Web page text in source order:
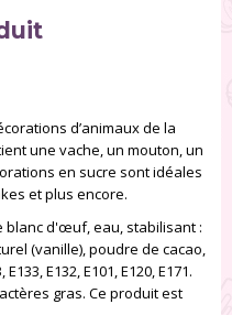
d’animaux de la
une vache, un mouton, un
en sucre sont idéales
et plus encore.
blanc d'œuf, eau, stabilisant :
(vanille), poudre de cacao,
E132, E101, E120, E171.
gras. Ce produit est